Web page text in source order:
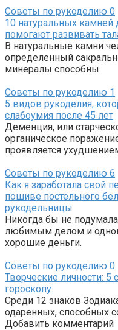
Советы по рукоделию 0
10 натуральных
помогают развивать
В натуральные камни
определенный
минералы способны
Советы по рукоделию 1
5 видов рукоделия,
слабоумия после 45 лет
Деменция, или
органическое
проявляется
Советы по рукоделию 6
Как я заработала свой
пошиве постельного
рукодельницы
Никогда бы не
любимым делом и
хорошие деньги.
Советы по рукоделию 0
Творческие личности:
гороскопу
Среди 12 знаков
одаренных, способных
Добавить комментарий